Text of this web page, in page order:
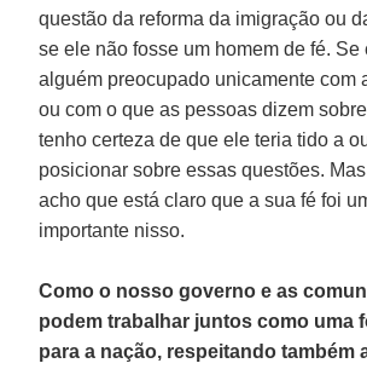
questão da reforma da imigração ou
se ele não fosse um homem de fé. Se
alguém preocupado unicamente com
ou com o que as pessoas dizem
tenho certeza de que ele teria tido a
posicionar sobre essas questões.
acho que está claro que a sua fé foi
importante nisso.
Como o nosso governo e as
podem trabalhar juntos como uma
para a nação, respeitando também